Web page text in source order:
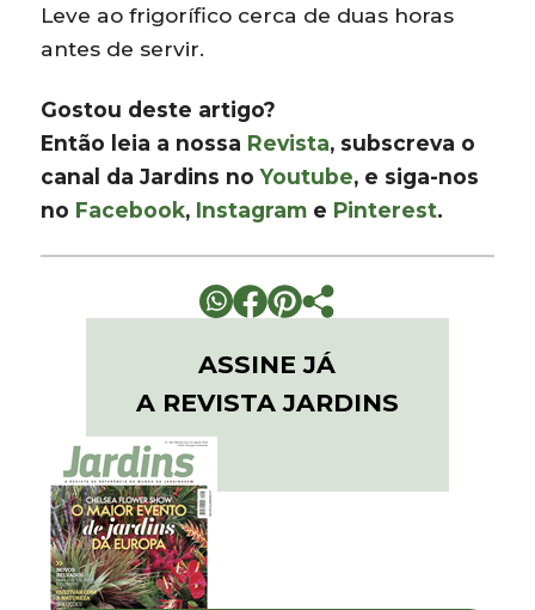
Leve ao frigorífico cerca de duas horas
antes de servir.
Gostou deste artigo?
Então leia a nossa Revista, subscreva o
canal da Jardins noYoutube, e siga-nos
no Facebook, Instagram e Pinterest.
ASSINE JÁ
A REVISTA JARDINS